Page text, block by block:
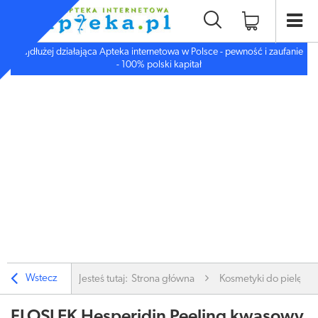
Najdłużej działająca Apteka internetowa w Polsce - pewność i zaufanie
- 100% polski kapitał
Wstecz Jesteś tutaj: Strona główna Kosmetyki do